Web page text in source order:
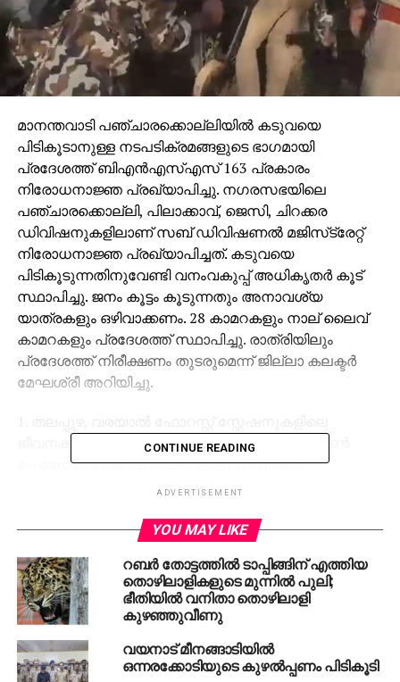
മാനന്തവാടി പഞ്ചാരക്കൊല്ലിയില്‍ കടുവയെ
പിടികൂടാനുള്ള നടപടിക്രമങ്ങളുടെ ഭാഗമായി
പ്രദേശത്ത് ബിഎന്‍എസ്എസ് 163 പ്രകാരം
നിരോധനാജ്ഞ പ്രഖ്യാപിച്ചു. നഗരസഭയിലെ
പഞ്ചാരക്കൊല്ലി, പിലാക്കാവ്, ജെസി, ചിറക്കര
ഡിവിഷനുകളിലാണ് സബ് ഡിവിഷണല്‍ മജിസ്‌ട്രേറ്റ്
നിരോധനാജ്ഞ പ്രഖ്യാപിച്ചത്. കടുവയെ
പിടികൂടുന്നതിനുവേണ്ടി വനംവകുപ്പ് അധികൃതര്‍ കൂട്
സ്ഥാപിച്ചു. ജനം കൂട്ടം കൂടുന്നതും അനാവശ്യ
യാത്രകളും ഒഴിവാക്കണം. 28 കാമറകളും നാല് ലൈവ്
കാമറകളും പ്രദേശത്ത് സ്ഥാപിച്ചു. രാത്രിയിലും
പ്രദേശത്ത് നിരീക്ഷണം തുടരുമെന്ന് ജില്ലാ കലക്ടര്‍
മേഘശ്രീ അറിയിച്ചു.
ജീവനക്കാര്‍ നിലവില്‍ 12 ബോര്‍ പമ്പ് ആക്ഷന്‍ ഗണ്‍
ഉപയോഗിച്ച് പഞ്ചാരക്കൊല്ലി പ്രദേശത്ത്
പരിശോധന നടത്തുന്നു.
2. ഡോ. അരുണ്‍ സക്കറിയയുടെ നേതൃത്വത്തിലുള്ള
മൃഗഡോക്ടര്‍മാരുടെ സംഘത്തെ വയനാട്ടിലേക്ക്
അയച്ചിട്ടുണ്ട്.
3. ചെതലത്ത് റേഞ്ചിന്റെ കീഴിലുള്ള ഇരുളം ഫോറസ്റ്റ്
സ്റ്റേഷന്റെയും പുല്‍പ്പള്ളി ഫോറസ്റ്റ് സ്റ്റേഷന്റെയും
കീഴിലുള്ള ജീവനക്കാരെയും പ്രദേശത്ത് പ്രത്യേകം
നിയോഗിച്ചിട്ടുണ്ട്.
CONTINUE READING
ADVERTISEMENT
YOU MAY LIKE
റബര്‍ തോട്ടത്തില്‍ ടാപ്പിങ്ങിന് എത്തിയ
തൊഴിലാളികളുടെ മുന്നില്‍ പുലി;
ഭീതിയില്‍ വനിതാ തൊഴിലാളി
കുഴഞ്ഞുവീണു
വയനാട് മീനങ്ങാടിയില്‍
ഒന്നരക്കോടിയുടെ കുഴല്‍പ്പണം പിടികൂടി